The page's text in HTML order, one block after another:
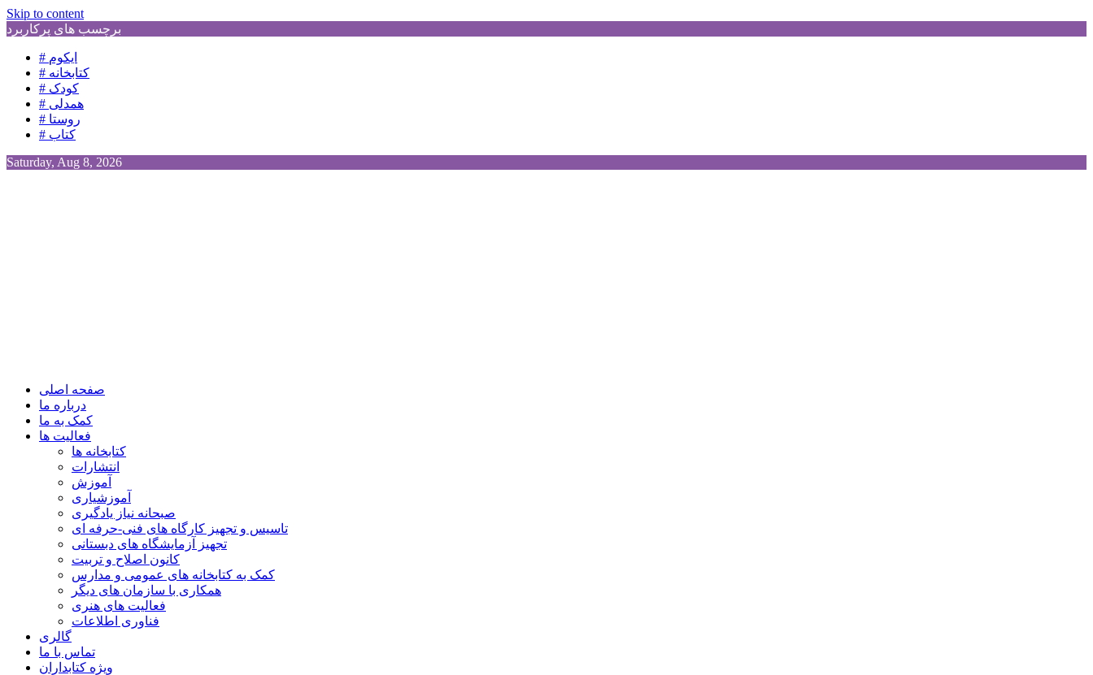
Skip to content
برچسب های پرکاربرد
# ایکوم
# کتابخانه
# کودک
# همدلی
# روستا
# کتاب
Saturday, Aug 8, 2026
Children Cultural Development Center
صفحه اصلی
درباره ما
کمک به ما
فعالیت ها
کتابخانه ها
انتشارات
آموزش
آموزشیاری
صبحانه نیاز یادگیری
تاسیس و تجهیز کارگاه های فنی-حرفه ای
تجهیز آزمایشگاه های دبستانی
کانون اصلاح و تربیت
کمک به کتابخانه های عمومی و مدارس
همکاری با سازمان های دیگر
فعالیت های هنری
فناوری اطلاعات
گالری
تماس با ما
ویژه کتابداران